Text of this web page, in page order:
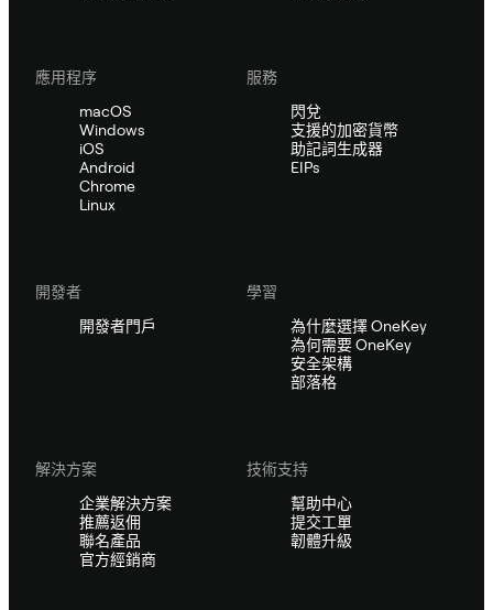
應用程序
macOS
Windows
iOS
Android
Chrome
Linux
服務
閃兌
支援的加密貨幣
助記詞生成器
EIPs
開發者
開發者門戶
學習
為什麼選擇 OneKey
為何需要 OneKey
安全架構
部落格
解決方案
企業解決方案
推薦返佣
聯名產品
官方經銷商
技術支持
幫助中心
提交工單
韌體升級